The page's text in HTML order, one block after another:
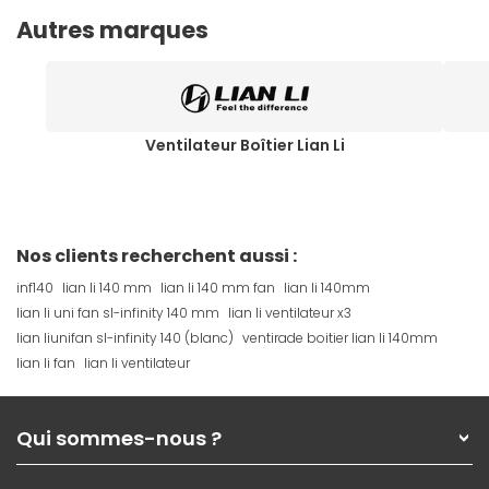
Autres marques
Ventilateur Boîtier Lian Li
Nos clients recherchent aussi :
inf140 lian li 140 mm lian li 140 mm fan lian li 140mm
lian li uni fan sl-infinity 140 mm lian li ventilateur x3
lian liunifan sl-infinity 140 (blanc) ventirade boitier lian li 140mm
lian li fan lian li ventilateur
Qui sommes-nous ?